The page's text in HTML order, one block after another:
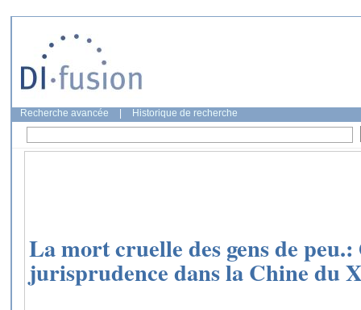
Recherche avancée Historique de recherche
La mort cruelle des gens de peu.:
jurisprudence dans la Chine du